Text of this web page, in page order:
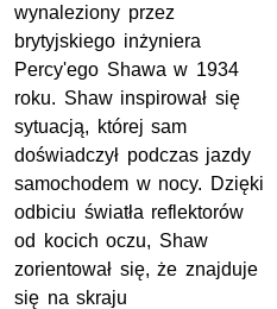
wynaleziony przez
brytyjskiego inżyniera
Percy'ego Shawa w 1934
roku. Shaw inspirował się
sytuacją, której sam
doświadczył podczas jazdy
samochodem w nocy. Dzięki
odbiciu światła reflektorów
od kocich oczu, Shaw
zorientował się, że znajduje
się na skraju